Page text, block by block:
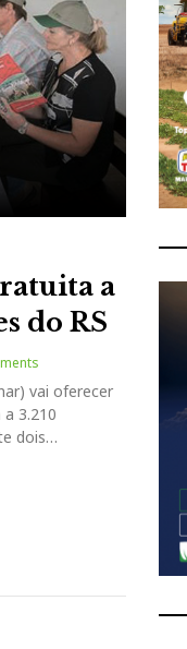
a
do RS
vai oferecer
3.210
dois…